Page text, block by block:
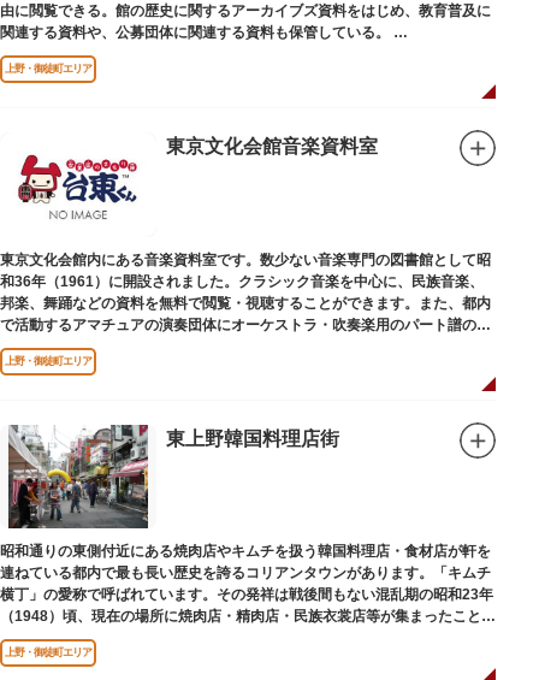
由に閲覧できる。館の歴史に関するアーカイブズ資料をはじめ、教育普及に
関連する資料や、公募団体に関連する資料も保管している。
（画像提供：東京都美術館）
上野・御徒町エリア
東京文化会館音楽資料室
東京文化会館内にある音楽資料室です。数少ない音楽専門の図書館として昭
和36年（1961）に開設されました。クラシック音楽を中心に、民族音楽、
邦楽、舞踊などの資料を無料で閲覧・視聴することができます。また、都内
で活動するアマチュアの演奏団体にオーケストラ・吹奏楽用のパート譜の館
外貸出も行っています。
上野・御徒町エリア
東上野韓国料理店街
昭和通りの東側付近にある焼肉店やキムチを扱う韓国料理店・食材店が軒を
連ねている都内で最も長い歴史を誇るコリアンタウンがあります。「キムチ
横丁」の愛称で呼ばれています。その発祥は戦後間もない混乱期の昭和23年
（1948）頃、現在の場所に焼肉店・精肉店・民族衣裳店等が集まったことに
端を発しています。
上野・御徒町エリア